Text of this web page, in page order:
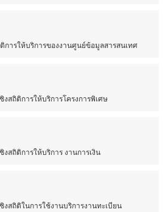
ารให้บริการของงานศูนย์ข้อมูลสารสนเทศ
สถิติการให้บริการโครงการพิเศษ
ถิติการให้บริการ งานการเงิน
สถิติในการใช้งานบริการงานทะเบียน